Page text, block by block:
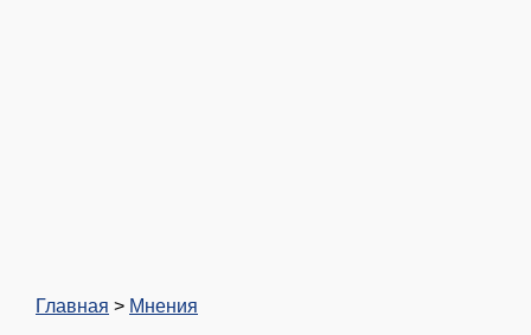
Главная > Мнения